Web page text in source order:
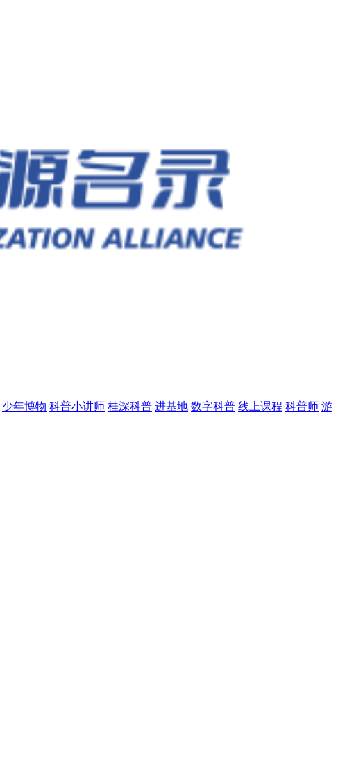
少年博物 科普小讲师 桂深科普 进基地 数字科普 线上课程 科普师 游